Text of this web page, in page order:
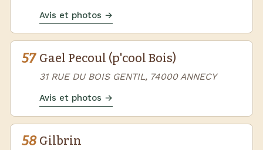
Avis et photos →
57 Gael Pecoul (p'cool Bois)
31 RUE DU BOIS GENTIL, 74000 ANNECY
Avis et photos →
58 Gilbrin